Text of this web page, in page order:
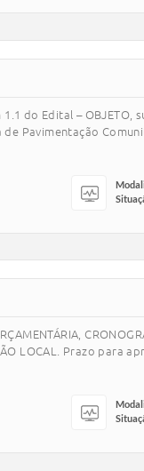
do Edital – OBJETO,
de Pavimentação
LOCAL. Prazo